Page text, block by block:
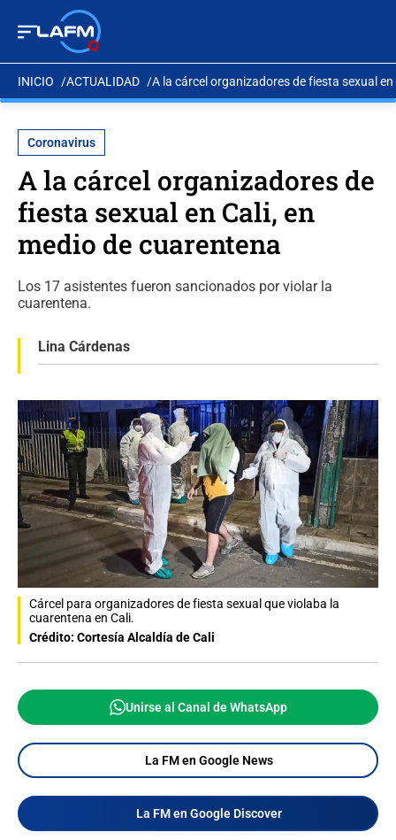
INICIO ACTUALIDAD A la cárcel organizadores de fiesta sexual
Coronavirus
A la cárcel organizadores de
fiesta sexual en Cali, en
medio de cuarentena
Los 17 asistentes fueron sancionados por violar la
cuarentena.
Lina Cárdenas
Cárcel para organizadores de fiesta sexual que violaba la
cuarentena en Cali.
Crédito: Cortesía Alcaldía de Cali
Unirse al Canal de WhatsApp
La FM en Google News
La FM en Google Discover